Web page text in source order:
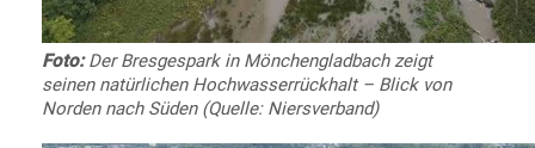
Foto:Der Bresgespark in Mönchengladbach zeigt
seinen natürlichen Hochwasserrückhalt – Blick von
Norden nach Süden (Quelle: Niersverband)